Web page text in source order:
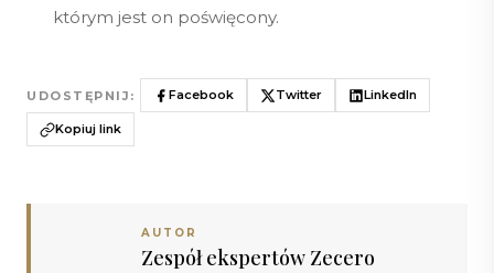
którym jest on poświęcony.
UDOSTĘPNIJ: Facebook Twitter LinkedIn
Kopiuj link
AUTOR
Zespół ekspertów Zecero